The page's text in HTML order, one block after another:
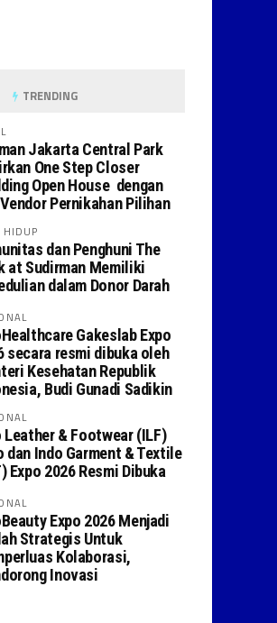
TRENDING
Jakarta Central Park
One Step Closer
Open House dengan
Pernikahan Pilihan
HIDUP
dan Penghuni The
at Sudirman Memiliki
dalam Donor Darah
Gakeslab Expo
secara resmi dibuka oleh
Kesehatan Republik
Budi Gunadi Sadikin
Leather & Footwear (ILF)
dan Indo Garment & Textile
Expo 2026 Resmi Dibuka
Expo 2026 Menjadi
Strategis Untuk
Kolaborasi,
Inovasi